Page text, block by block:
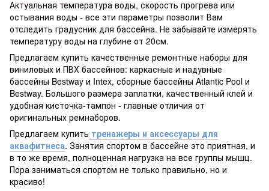
Актуальная температура воды, скорость прогрева или
остывания воды - все эти параметры позволит Вам
отследить градусник для бассейна. Не забывайте измерять
температуру воды на глубине от 20см.
Предлагаем купить качественные ремонтные наборы для
виниловых и ПВХ бассейнов: каркасные и надувные
бассейны Bestway и Intex, сборные бассейны Atlantic Pool и
Bestway. Большого размера заплатки, качественный клей и
удобная кисточка-тампон - главные отличия от
оригинальных ремнаборов.
Предлагаем купить тренажеры и аксессуары для
аквафитнеса. Занятия спортом в бассейне это приятная, и
в то же время, полноценная нагрузка на все группы мышц.
Пора заниматься спортом не только правильно, но и
красиво!